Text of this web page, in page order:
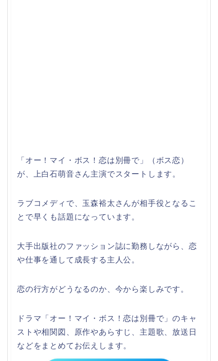
「オー！マイ・ボス！恋は別冊で」（ボス恋）
が、上白石萌音さん主演でスタートします。
ラブコメディで、玉森裕太さんが相手役となるこ
とで早くも話題になっています。
大手出版社のファッション誌に勤務しながら、恋
や仕事を通して成長する主人公。
恋の行方がどうなるのか、今から楽しみです。
ドラマ「オー！マイ・ボス！恋は別冊で」のキャ
ストや相関図、原作やあらすじ、主題歌、放送日
などをまとめてお伝えします。